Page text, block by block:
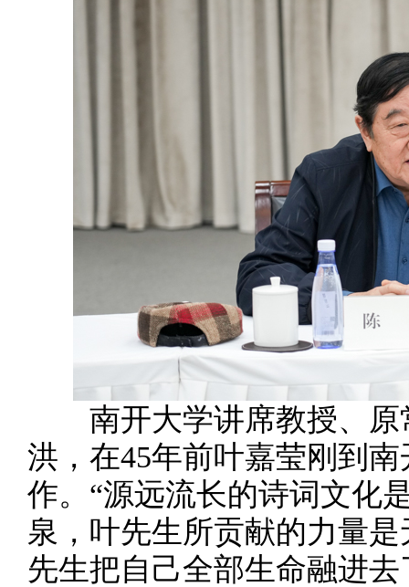
南开大学讲席教授、原
洪，在45年前叶嘉莹刚到
作。“源远流长的诗词文化
泉，叶先生所贡献的力量
先生把自己全部生命融进